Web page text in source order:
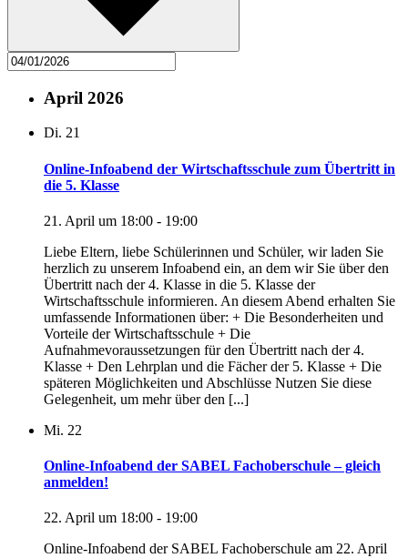
April 2026
Di. 21
Online-Infoabend der Wirtschaftsschule zum Übertritt in
die 5. Klasse
21. April um 18:00 - 19:00
Liebe Eltern, liebe Schülerinnen und Schüler, wir laden Sie
herzlich zu unserem Infoabend ein, an dem wir Sie über den
Übertritt nach der 4. Klasse in die 5. Klasse der
Wirtschaftsschule informieren. An diesem Abend erhalten Sie
umfassende Informationen über: + Die Besonderheiten und
Vorteile der Wirtschaftsschule + Die
Aufnahmevoraussetzungen für den Übertritt nach der 4.
Klasse + Den Lehrplan und die Fächer der 5. Klasse + Die
späteren Möglichkeiten und Abschlüsse Nutzen Sie diese
Gelegenheit, um mehr über den [...]
Mi. 22
Online-Infoabend der SABEL Fachoberschule – gleich
anmelden!
22. April um 18:00 - 19:00
Online-Infoabend der SABEL Fachoberschule am 22. April